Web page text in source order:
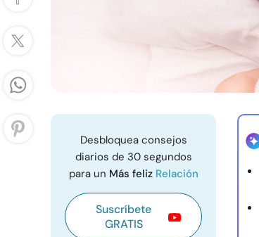
Desbloquea consejos
diarios de 30 segundos
para un Más feliz Relación
Suscríbete
GRATIS